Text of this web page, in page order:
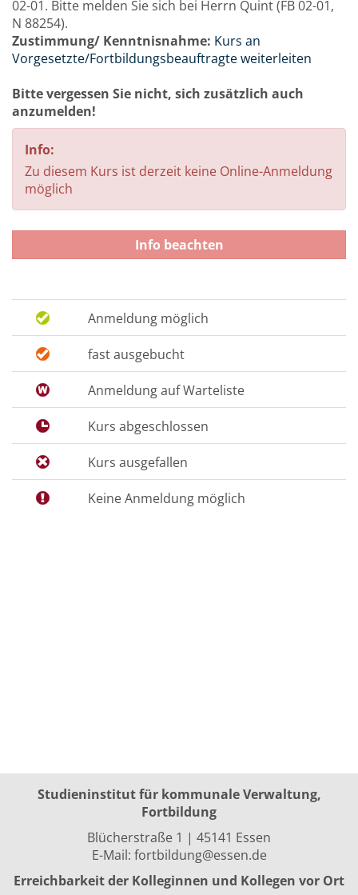
02-01. Bitte melden Sie sich bei Herrn Quint (FB 02-01,
N 88254).
Zustimmung/ Kenntnisnahme: Kurs an
Vorgesetzte/Fortbildungsbeauftragte weiterleiten
Bitte vergessen Sie nicht, sich zusätzlich auch
anzumelden!
Info:
Zu diesem Kurs ist derzeit keine Online-Anmeldung
möglich
Info beachten
Anmeldung möglich
fast ausgebucht
Anmeldung auf Warteliste
Kurs abgeschlossen
Kurs ausgefallen
Keine Anmeldung möglich
Studieninstitut für kommunale Verwaltung,
Fortbildung
Blücherstraße 1 | 45141 Essen
E-Mail: fortbildung@essen.de
Erreichbarkeit der Kolleginnen und Kollegen vor Ort